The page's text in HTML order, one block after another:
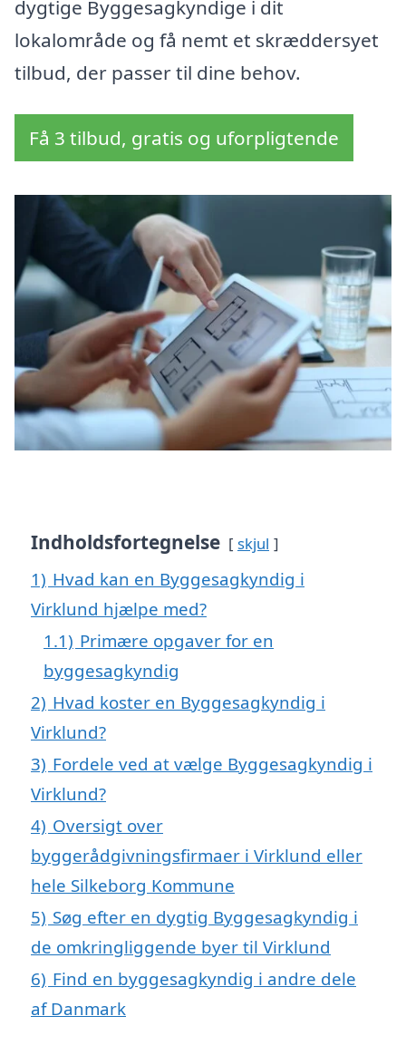
dygtige Byggesagkyndige i dit
lokalområde og få nemt et skræddersyet
tilbud, der passer til dine behov.
Få 3 tilbud, gratis og uforpligtende
Indholdsfortegnelse skjul
1) Hvad kan en Byggesagkyndig i
Virklund hjælpe med?
1.1) Primære opgaver for en
byggesagkyndig
2) Hvad koster en Byggesagkyndig i
Virklund?
3) Fordele ved at vælge Byggesagkyndig i
Virklund?
4) Oversigt over
byggerådgivningsfirmaer i Virklund eller
hele Silkeborg Kommune
5) Søg efter en dygtig Byggesagkyndig i
de omkringliggende byer til Virklund
6) Find en byggesagkyndig i andre dele
af Danmark